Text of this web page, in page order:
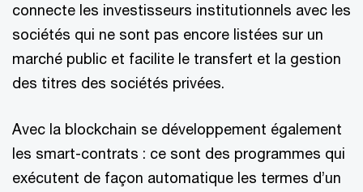
connecte les investisseurs institutionnels avec les
sociétés qui ne sont pas encore listées sur un
marché public et facilite le transfert et la gestion
des titres des sociétés privées.
Avec la blockchain se développement également
les smart-contrats : ce sont des programmes qui
exécutent de façon automatique les termes d’un